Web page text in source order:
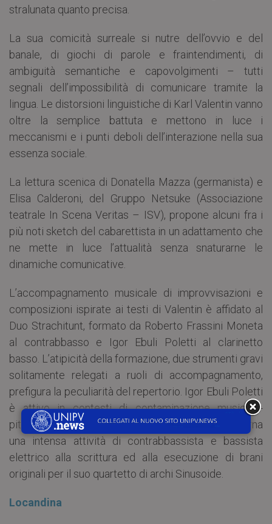
stralunata quanto precisa.
La sua comicità surreale si nutre dell’ovvio e del
banale, di giochi di parole e fraintendimenti, di
ambiguità semantiche e capovolgimenti – tutti
segnali dell’impossibilità di comunicare tramite la
lingua. Le distorsioni linguistiche di Karl Valentin vanno
oltre la semplice battuta e mettono in luce i
meccanismi e i punti deboli dell’interazione nella sua
essenza sociale.
La lettura scenica di Donatella Mazza (germanista) e
Elisa Calderoni, del Gruppo Netsuke (Associazione
teatrale In Scena Veritas – ISV), propone alcuni fra i
più noti sketch del cabarettista in un adattamento che
ne mette in luce l’attualità senza snaturarne le
dinamiche comunicative.
L’accompagnamento musicale di improvvisazioni e
composizioni ispirate ai testi di Valentin è affidato al
Duo Strachitunt, formato da Roberto Frassini Moneta
al contrabbasso e Igor Ebuli Poletti al clarinetto
basso. L’atipicità della formazione, due strumenti gravi
solitamente relegati a ruoli di accompagnamento,
prefigura la peculiarità del repertorio. Igor Ebuli Poletti
è attivo in contesti di contaminazione musicale-
pittorica e recitativa; Roberto Frassini Moneta alterna
una intensa attività di contrabbassista e bassista
elettrico alla scrittura ed alla esecuzione di brani
originali per il suo quartetto di archi Sinusoide.
Locandina